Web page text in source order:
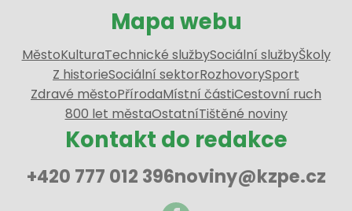
Mapa webu
MěstoKulturaTechnické službySociální službyŠkoly
Z historieSociální sektorRozhovorySport
Zdravé městoPřírodaMístní částiCestovní ruch
800 let městaOstatníTištěné noviny
Kontakt do redakce
+420 777 012 396noviny@kzpe.cz